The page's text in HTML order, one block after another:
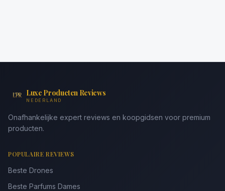
Luxe Producten Reviews
NEDERLAND
Onafhankelijke expert reviews en koopgidsen voor premium
producten.
POPULAIRE REVIEWS
Beste Drones
Beste Parfums Dames